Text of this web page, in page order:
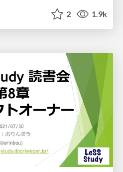
2 1.9k